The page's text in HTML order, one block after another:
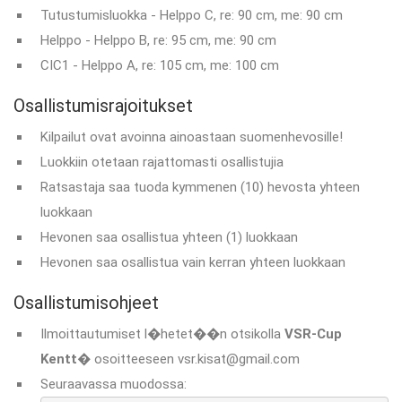
Tutustumisluokka - Helppo C, re: 90 cm, me: 90 cm
Helppo - Helppo B, re: 95 cm, me: 90 cm
CIC1 - Helppo A, re: 105 cm, me: 100 cm
Osallistumisrajoitukset
Kilpailut ovat avoinna ainoastaan suomenhevosille!
Luokkiin otetaan rajattomasti osallistujia
Ratsastaja saa tuoda kymmenen (10) hevosta yhteen
luokkaan
Hevonen saa osallistua yhteen (1) luokkaan
Hevonen saa osallistua vain kerran yhteen luokkaan
Osallistumisohjeet
Ilmoittautumiset l�hetet��n otsikolla VSR-Cup
Kentt� osoitteeseen vsr.kisat@gmail.com
Seuraavassa muodossa: